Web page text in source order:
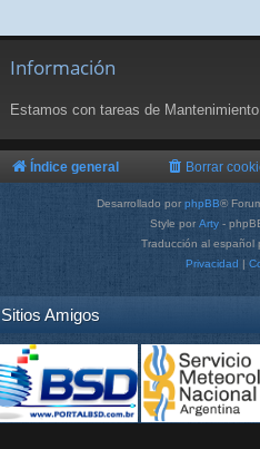
Información
Estamos con tareas de
Índice general Borrar
Desarrollado por phpBB®
Style por Arty -
Traducción al español
Privacidad |
Sitios Amigos